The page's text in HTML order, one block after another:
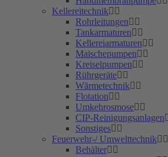
Kellereitechnik
Rohrleitungen
Tankarmaturen
Kellereiarmaturen
Maischepumpen
Kreiselpumpen
Rührgeräte
Wärmetechnik
Flotation
Umkehrosmose
CIP-Reinigungsanlagen
Sonstiges
Feuerwehr-/ Umwelttechnik
Behälter